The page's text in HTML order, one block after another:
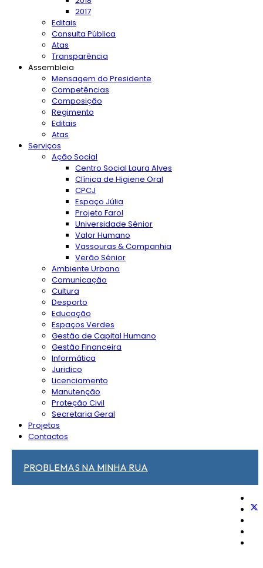
2017
Editais
Consulta Pública
Atas
Transparência
Assembleia
Mensagem do Presidente
Competências
Composição
Regimento
Editais
Atas
Serviços
Ação Social
Centro Social Laura Alves
Clínica de Higiene Oral
CPCJ
Espaço Júlia
Projeto Farol
Universidade Sénior
Valor Humano
Vassouras & Companhia
Verão Sénior
Ambiente Urbano
Comunicação
Cultura
Desporto
Educação
Espaços Verdes
Gestão de Capital Humano
Gestão Financeira
Informática
Juridico
Licenciamento
Manutenção
Proteção Civil
Secretaria Geral
Projetos
Contactos
PROBLEMAS NA MINHA RUA